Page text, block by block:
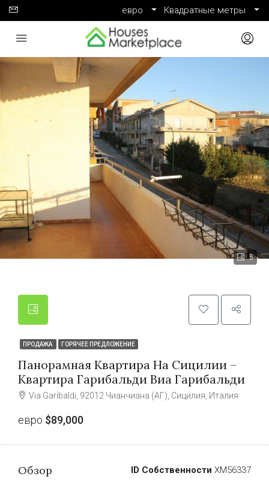
евро Квадратные метры
5
ПРОДАЖА ГОРЯЧЕЕ ПРЕДЛОЖЕНИЕ
Панорамная Квартира На Сицилии –
Квартира Гарибальди Виа Гарибальди
Via Garibaldi, 92012 Чианчиана (АГ), Сицилия, Италия
евро $89,000
Обзор ID Собственности ХМ56337